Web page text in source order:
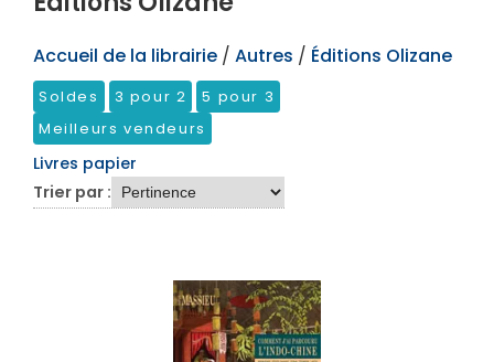
Accueil de la librairie / Autres / Éditions Olizane
Soldes 3 pour 2
5 pour 3
Meilleurs vendeurs
Livres papier
Trier par :